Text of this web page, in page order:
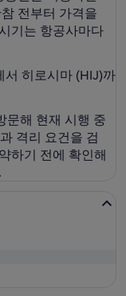
전부터 가격을
기는 항공사마다
서 히로시마 (HIJ)까
문해 현재 시행 중
격리 요건을 검
하기 전에 확인해